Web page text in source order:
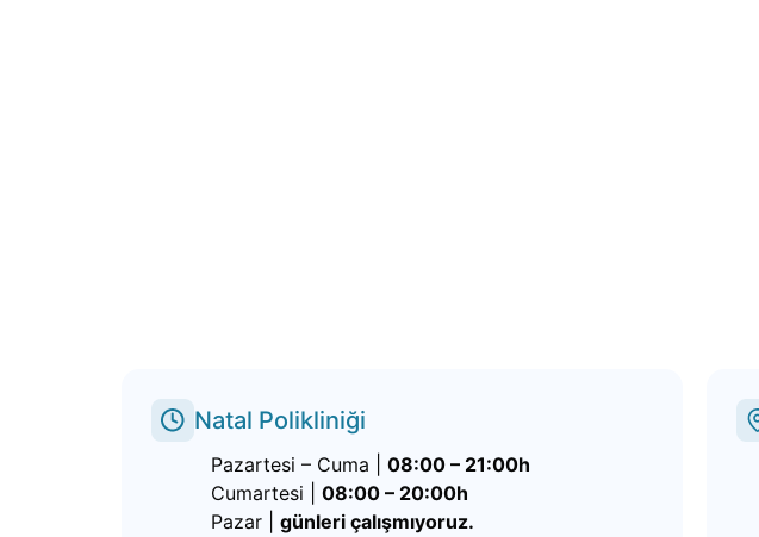
Natal Polikliniği
Pazartesi – Cuma | 08:00 – 21:00h
Cumartesi | 08:00 – 20:00h
Pazar | günleri çalışmıyoruz.